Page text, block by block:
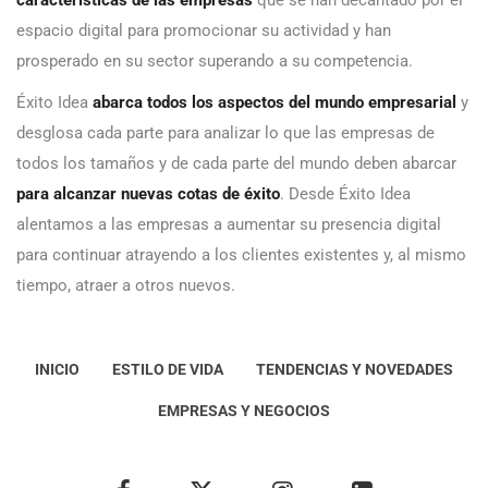
espacio digital para promocionar su actividad y han
prosperado en su sector superando a su competencia.
Éxito Idea abarca todos los aspectos del mundo empresarial y
desglosa cada parte para analizar lo que las empresas de
todos los tamaños y de cada parte del mundo deben abarcar
para alcanzar nuevas cotas de éxito. Desde Éxito Idea
alentamos a las empresas a aumentar su presencia digital
para continuar atrayendo a los clientes existentes y, al mismo
tiempo, atraer a otros nuevos.
INICIO ESTILO DE VIDA TENDENCIAS Y NOVEDADES
EMPRESAS Y NEGOCIOS